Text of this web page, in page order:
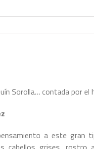
Sorolla… contada por
a este gran